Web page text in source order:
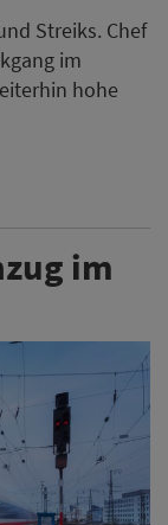
Streiks. Chef
im
hohe
im